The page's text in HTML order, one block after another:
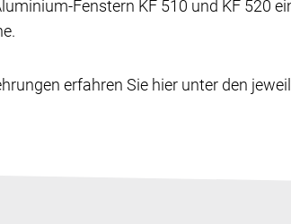
Fenstern KF 510 und KF 520
erfahren Sie hier unter den